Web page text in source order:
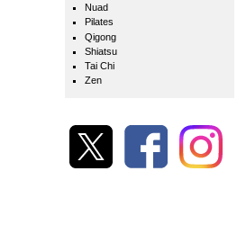
Nuad
Pilates
Qigong
Shiatsu
Tai Chi
Zen